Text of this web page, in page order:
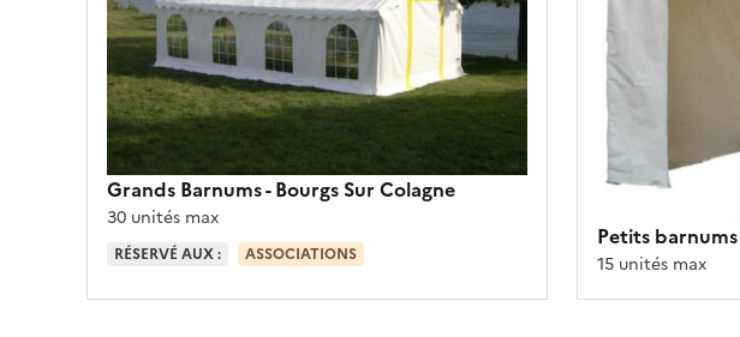
Grands Barnums- Bourgs Sur Colagne
30 unités max
RÉSERVÉ AUX : ASSOCIATIONS
Petits barnums
15 unités max